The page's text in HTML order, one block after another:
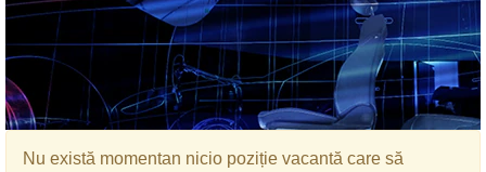
Nu există momentan nicio poziție vacantă care să